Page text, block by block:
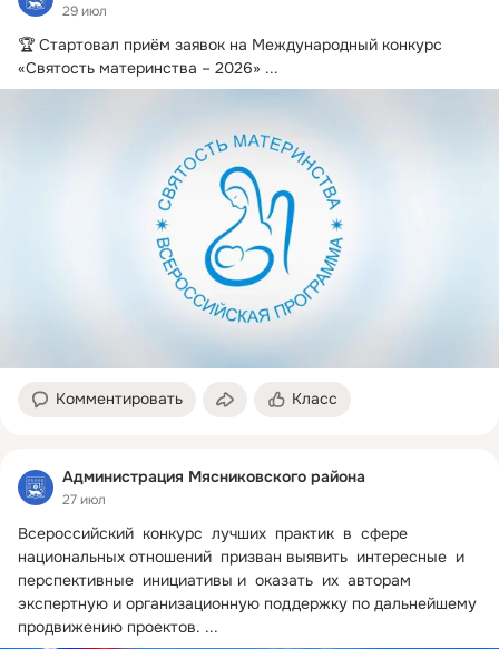
29 июл
🏆 Стартовал приём заявок на Международный конкурс
«Святость материнства – 2026» ...
Комментировать Класс
Администрация Мясниковского района
27 июл
Всероссийский  конкурс  лучших  практик  в  сфере
национальных отношений  призван выявить  интересные  и
перспективные  инициативы и  оказать  их  авторам
экспертную и организационную поддержку по дальнейшему
продвижению проектов. ...